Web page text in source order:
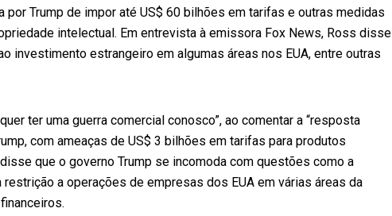
por Trump de impor até US$ 60 bilhões em tarifas e outras medidas
intelectual. Em entrevista à emissora Fox News, Ross disse
investimento estrangeiro em algumas áreas nos EUA, entre outras
ter uma guerra comercial conosco”, ao comentar a “resposta
com ameaças de US$ 3 bilhões em tarifas para produtos
que o governo Trump se incomoda com questões como a
a operações de empresas dos EUA em várias áreas da